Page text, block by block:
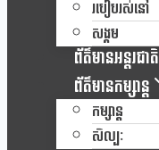
របៀបរស់នៅ
សង្គម
ព័ត៌មានអន្តរជាតិ
ព័ត៌មានកម្សាន្ត
កម្សាន្ត
សិល្បៈ